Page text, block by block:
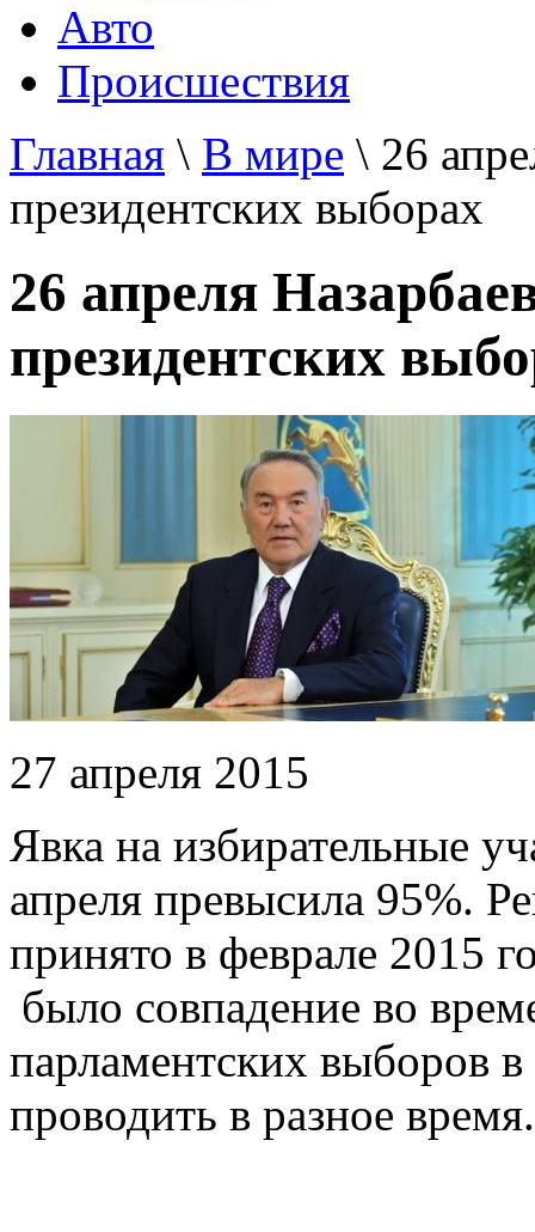
Авто
Происшествия
Главная \ В мире \ 26
президентских выборах
26 апреля
президентских
27 апреля 2015
Явка на избирательные
апреля превысила 95%.
принято в феврале 2015
было совпадение во
парламентских выборов
проводить в разное время.